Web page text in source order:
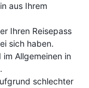
aus Ihrem
Ihren Reisepass
sich haben.
im Allgemeinen in
schlechter